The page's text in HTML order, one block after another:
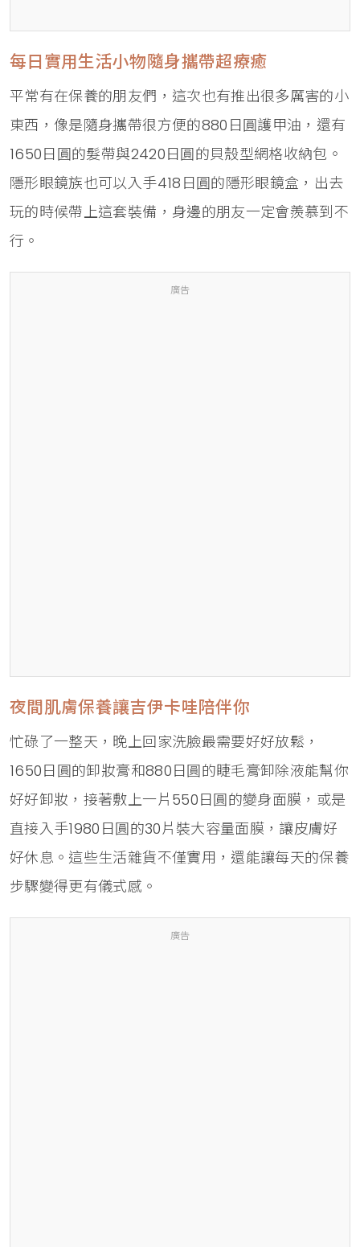
每日實用生活小物隨身攜帶超療癒
平常有在保養的朋友們，這次也有推出很多厲害的小
東西，像是隨身攜帶很方便的880日圓護甲油，還有
1650日圓的髮帶與2420日圓的貝殼型網格收納包。
隱形眼鏡族也可以入手418日圓的隱形眼鏡盒，出去
玩的時候帶上這套裝備，身邊的朋友一定會羨慕到不
行。
廣告
夜間肌膚保養讓吉伊卡哇陪伴你
忙碌了一整天，晚上回家洗臉最需要好好放鬆，
1650日圓的卸妝膏和880日圓的睫毛膏卸除液能幫你
好好卸妝，接著敷上一片550日圓的變身面膜，或是
直接入手1980日圓的30片裝大容量面膜，讓皮膚好
好休息。這些生活雜貨不僅實用，還能讓每天的保養
步驟變得更有儀式感。
廣告